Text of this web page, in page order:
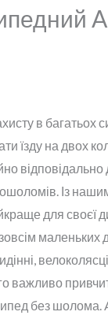
в багатьох
їзду на двох
Із
для своєї
маленьких
важливо
без шолома.